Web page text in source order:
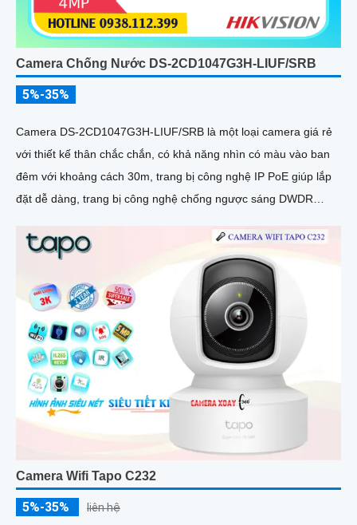
Camera Chống Nước DS-2CD1047G3H-LIUF/SRB
5%-35%
Camera DS-2CD1047G3H-LIUF/SRB là một loại camera giá rẻ
với thiết kế thân chắc chắn, có khả năng nhìn có màu vào ban
đêm với khoảng cách 30m, trang bị công nghệ IP PoE giúp lắp
đặt dễ dàng, trang bị công nghệ chống ngược sáng DWDR
Camera Wifi Tapo C232
5%-35% liên hệ